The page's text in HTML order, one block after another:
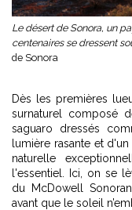
Le désert de Sonora, un
centenaires se dressent
de Sonora
Dès les premières
surnaturel composé
saguaro dressés
lumière rasante et
naturelle
l'essentiel. Ici, on se
du McDowell
avant que le soleil